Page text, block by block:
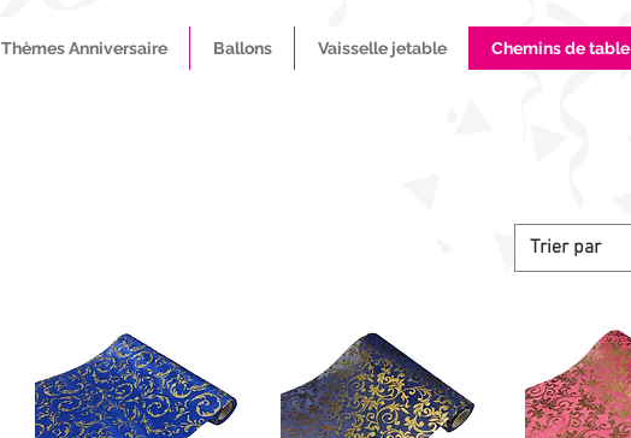
Thèmes Anniversaire Ballons Vaisselle jetable Chemins de table
Trier par